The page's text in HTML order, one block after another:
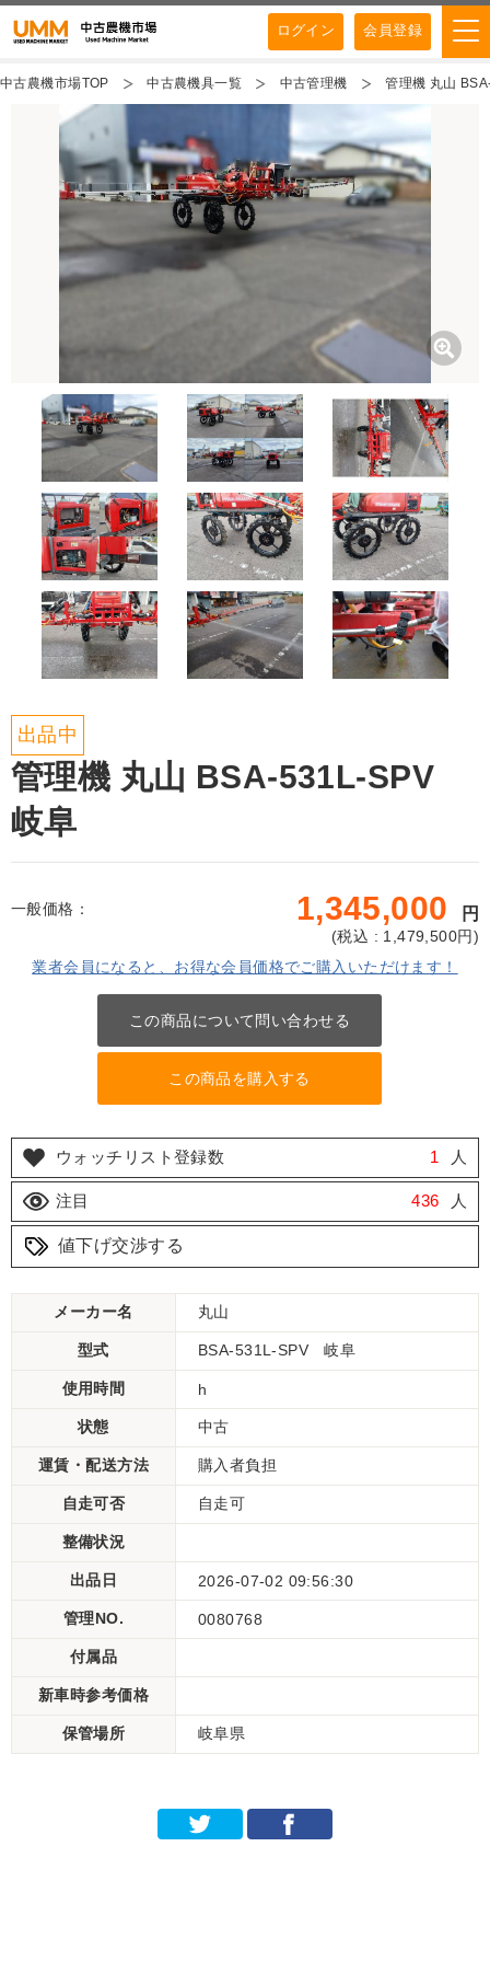
ログイン 会員登録
中古農機市場TOP 中古農機具一覧 中古管理機 管理機 丸山
出品中
管理機 丸山 BSA-531L-SPV
岐阜
一般価格： 1,345,000 円
(税込 : 1,479,500円)
業者会員になると、お得な会員価格でご購入いただけます！
この商品について問い合わせる
この商品を購入する
ウォッチリスト登録数 1 人
注目 436 人
値下げ交渉する
メーカー名 丸山
型式 BSA-531L-SPV 岐阜
使用時間 h
状態 中古
運賃・配送方法 購入者負担
自走可否 自走可
整備状況
出品日 2026-07-02 09:56:30
管理NO. 0080768
付属品
新車時参考価格
保管場所 岐阜県